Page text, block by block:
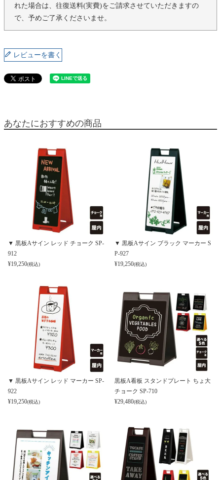
れた場合は、往復送料(実費)をご請求させていただきますの
で、予めご了承くださいませ。
レビューを書く
あなたにおすすめの商品
▼ 黒板Aサイン レッド チョーク SP-
912
¥19,250(税込)
▼ 黒板Aサイン ブラック マーカー S
P-927
¥19,250(税込)
▼ 黒板Aサイン レッド マーカー SP-
922
¥19,250(税込)
黒板A看板 スタンドプレート ちょ大
チョーク SP-710
¥29,480(税込)